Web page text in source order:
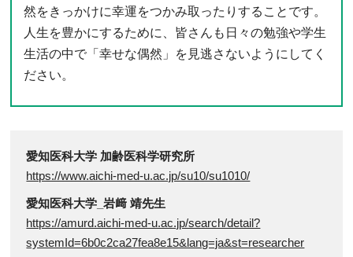
然をきっかけに幸運をつかみ取ったりすることです。
人生を豊かにするために、皆さんも日々の勉強や学生
生活の中で「幸せな偶然」を見逃さないようにしてく
ださい。
愛知医科大学 加齢医科学研究所
https://www.aichi-med-u.ac.jp/su10/su1010/
愛知医科大学_岩﨑 靖先生
https://amurd.aichi-med-u.ac.jp/search/detail?
systemId=6b0c2ca27fea8e15&lang=ja&st=researcher